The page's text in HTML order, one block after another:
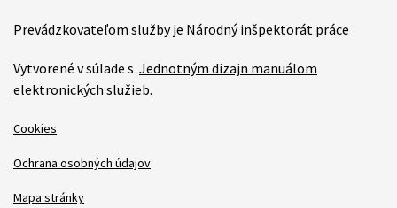
Prevádzkovateľom služby je Národný inšpektorát práce
Vytvorené v súlade s Jednotným dizajn manuálom
elektronických služieb.
Cookies
Ochrana osobných údajov
Mapa stránky